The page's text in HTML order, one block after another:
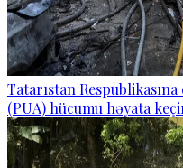
Tatarıstan
(PUA) hücumu həyata